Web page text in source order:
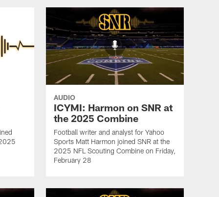
AUDIO
ICYMI: Harmon on SNR at
the 2025 Combine
Football writer and analyst for Yahoo
Sports Matt Harmon joined SNR at the
2025 NFL Scouting Combine on Friday,
February 28